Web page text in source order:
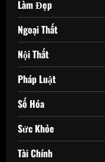
Làm Đẹp
Ngoại Thất
Nội Thất
Pháp Luật
Số Hóa
Sức Khỏe
Tài Chính